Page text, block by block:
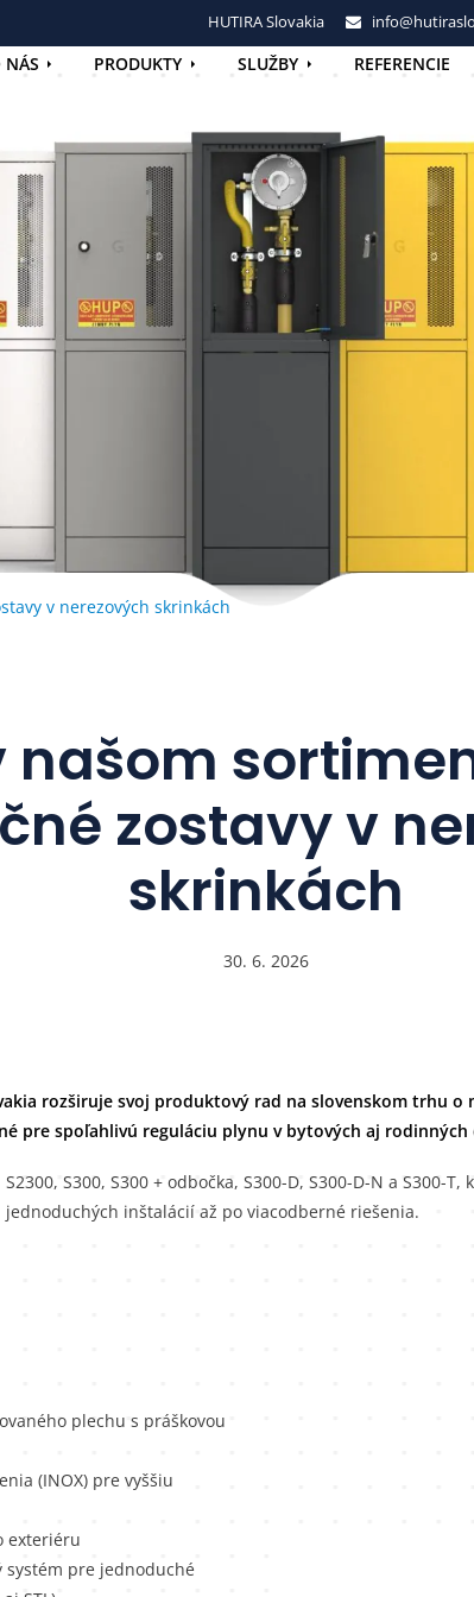
HUTIRA Slovakia
NÁS PRODUKTY SLUŽBY REFERENCIE
v nerezových skrinkách
našom
zostavy v
skrinkách
30. 6. 2026
rozširuje svoj produktový rad na slovenskom trhu o
pre spoľahlivú reguláciu plynu v bytových aj rodinných
S300, S300 + odbočka, S300-D, S300-D-N a S300-T,
inštalácií až po viacodberné riešenia.
plechu s práškovou
(INOX) pre vyššiu
exteriéru
pre jednoduché